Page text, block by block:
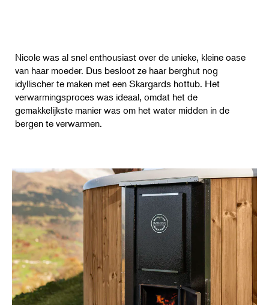
Nicole was al snel enthousiast over de unieke, kleine oase
van haar moeder. Dus besloot ze haar berghut nog
idyllischer te maken met een Skargards hottub. Het
verwarmingsproces was ideaal, omdat het de
gemakkelijkste manier was om het water midden in de
bergen te verwarmen.